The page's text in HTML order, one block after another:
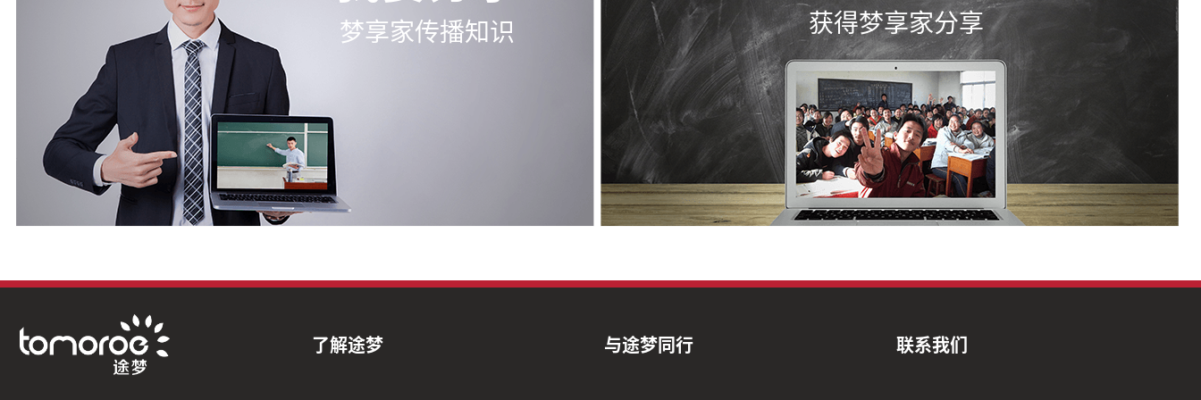
梦享家传播知识 获得梦享家分享
了解途梦 与途梦同行 联系我们